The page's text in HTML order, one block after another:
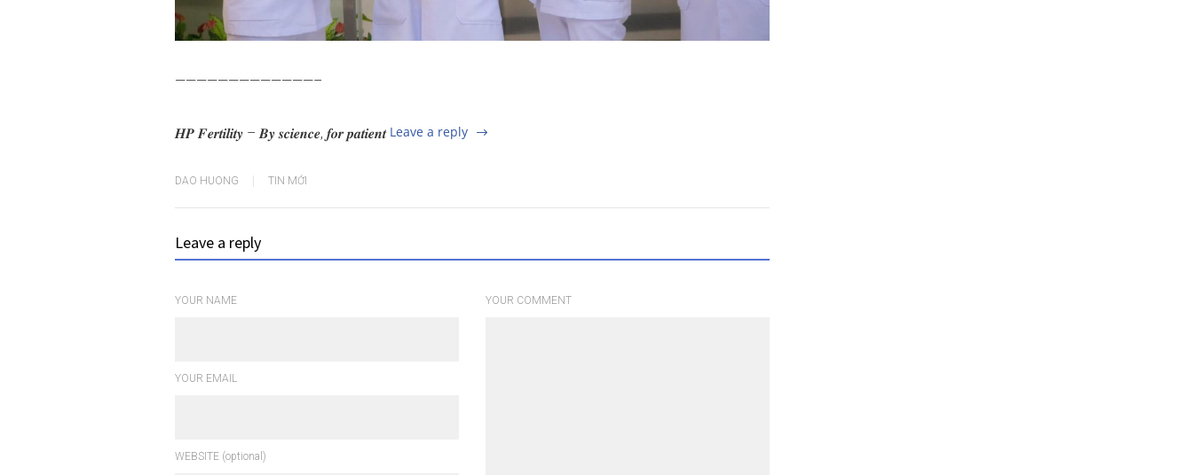
—————————————–
𝑯𝑷 𝑭𝒆𝒓𝒕𝒊𝒍𝒊𝒕𝒚 – 𝑩𝒚 𝒔𝒄𝒊𝒆𝒏𝒄𝒆, 𝒇𝒐𝒓 𝒑𝒂𝒕𝒊𝒆𝒏𝒕 Leave a reply
DAO HUONG TIN MỚI
Leave a reply
YOUR NAME
YOUR EMAIL
WEBSITE (optional)
YOUR COMMENT